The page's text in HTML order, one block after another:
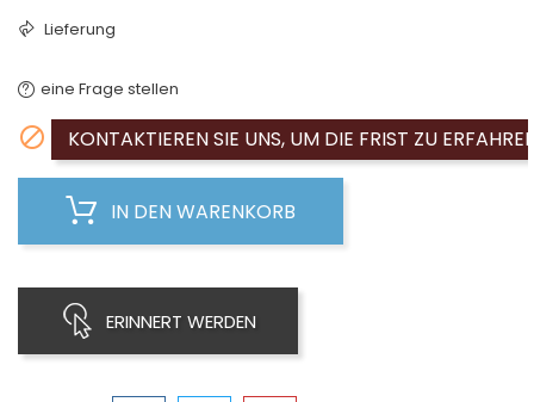
Lieferung
eine Frage stellen
 KONTAKTIEREN SIE UNS, UM DIE FRIST ZU
IN DEN WARENKORB
ERINNERT WERDEN